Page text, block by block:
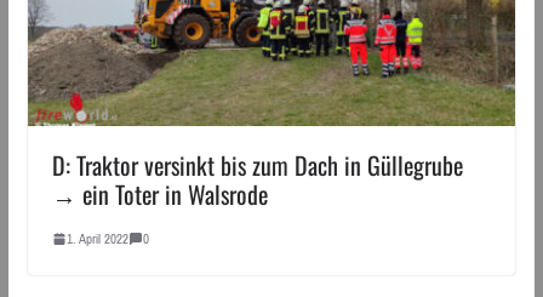
D: Traktor versinkt bis zum Dach in Güllegrube
→ ein Toter in Walsrode
1. April 2022 0